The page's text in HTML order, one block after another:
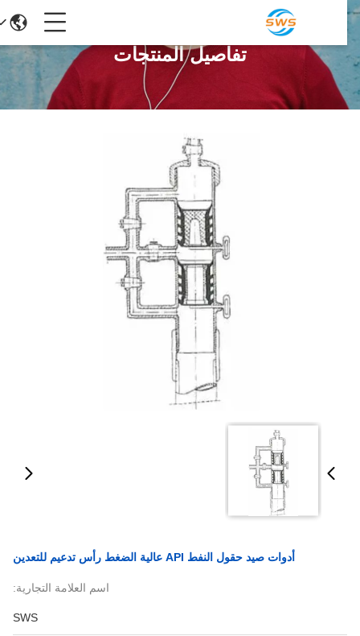
تفاصيل المنتجات
أدوات صيد حقول النفط API عالية الضغط رأس تدعيم للتعدين
اسم العلامة التجارية:
SWS